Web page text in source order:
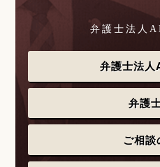
弁護士法人
弁護士法
弁護
ご相